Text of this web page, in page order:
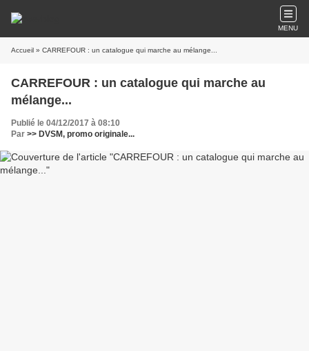
MENU
Accueil » CARREFOUR : un catalogue qui marche au mélange...
CARREFOUR : un catalogue qui marche au
mélange...
Publié le 04/12/2017 à 08:10
Par >> DVSM, promo originale...